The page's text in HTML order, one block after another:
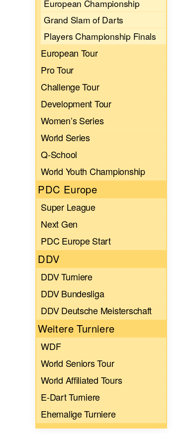
European Championship
Grand Slam of Darts
Players Championship Finals
European Tour
Pro Tour
Challenge Tour
Development Tour
Women’s Series
World Series
Q-School
World Youth Championship
PDC Europe
Super League
Next Gen
PDC Europe Start
DDV
DDV Turniere
DDV Bundesliga
DDV Deutsche Meisterschaft
Weitere Turniere
WDF
World Seniors Tour
World Affiliated Tours
E-Dart Turniere
Ehemalige Turniere